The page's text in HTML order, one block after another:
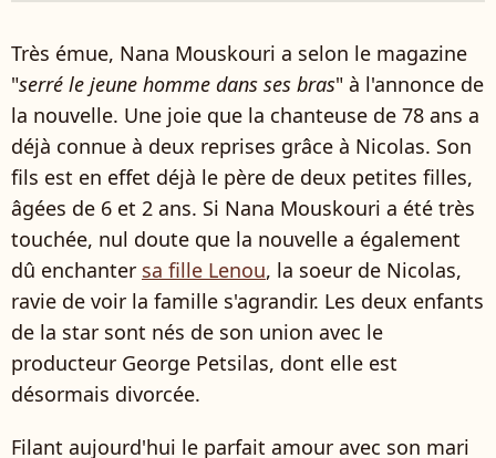
Très émue, Nana Mouskouri a selon le magazine
"serré le jeune homme dans ses bras" à l'annonce de
la nouvelle. Une joie que la chanteuse de 78 ans a
déjà connue à deux reprises grâce à Nicolas. Son
fils est en effet déjà le père de deux petites filles,
âgées de 6 et 2 ans. Si Nana Mouskouri a été très
touchée, nul doute que la nouvelle a également
dû enchanter sa fille Lenou, la soeur de Nicolas,
ravie de voir la famille s'agrandir. Les deux enfants
de la star sont nés de son union avec le
producteur George Petsilas, dont elle est
désormais divorcée.
Filant aujourd'hui le parfait amour avec son mari